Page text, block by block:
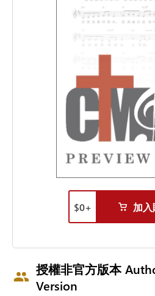
$0+ 加
授權非官方版本
Version